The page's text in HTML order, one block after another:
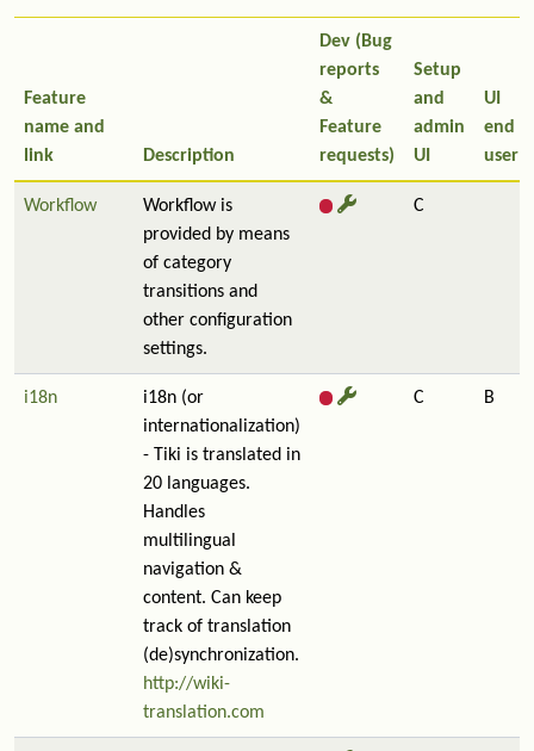
Feature
name and
link
Description
Dev (Bug
reports
&
Feature
requests)
Setup
and
admin
UI
UI
end
user
Workflow
Workflow is
provided by means
of category
transitions and
other configuration
settings.
C
i18n
i18n (or
internationalization)
- Tiki is translated in
20 languages.
Handles
multilingual
navigation &
content. Can keep
track of translation
(de)synchronization.
http://wiki-
translation.com
C B